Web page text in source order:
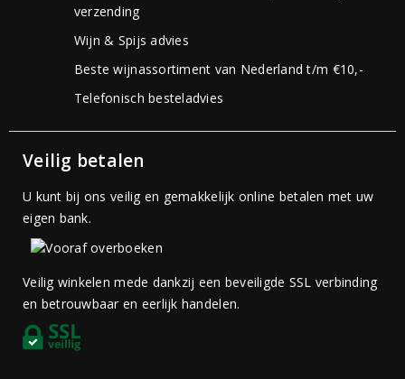
verzending
Wijn & Spijs advies
Beste wijnassortiment van Nederland t/m €10,-
Telefonisch besteladvies
Veilig betalen
U kunt bij ons veilig en gemakkelijk online betalen met uw
eigen bank.
Veilig winkelen mede dankzij een beveiligde SSL verbinding
en betrouwbaar en eerlijk handelen.